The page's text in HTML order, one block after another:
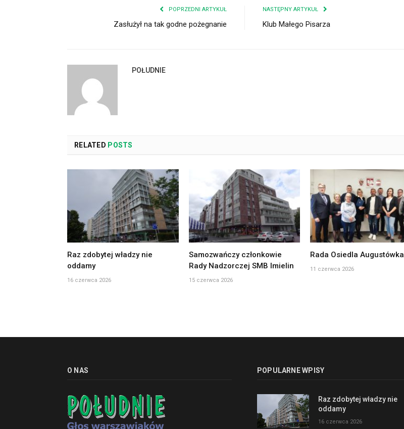
POPRZEDNI ARTYKUŁ
Zasłużył na tak godne pożegnanie
NASTĘPNY ARTYKUŁ
Klub Małego Pisarza
POŁUDNIE
RELATED POSTS
Raz zdobytej władzy nie
oddamy
16 czerwca 2026
Samozwańczy członkowie
Rady Nadzorczej SMB Imielin
15 czerwca 2026
Rada Osiedla Augustówka
11 czerwca 2026
O NAS POPULARNE WPISY
Raz zdobytej władzy nie
oddamy
16 czerwca 2026